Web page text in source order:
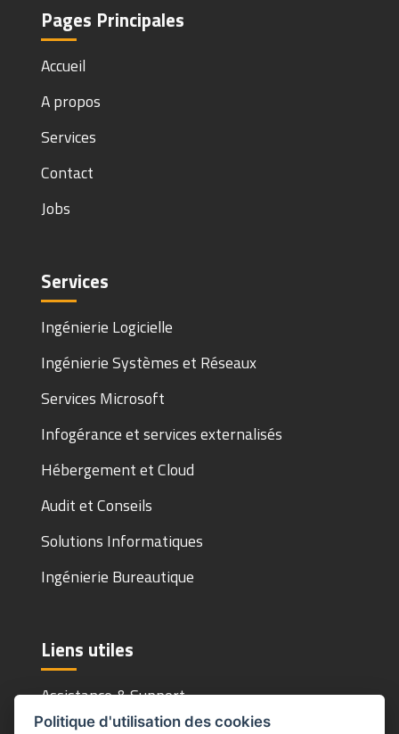
Pages Principales
Accueil
A propos
Services
Contact
Jobs
Services
Ingénierie Logicielle
Ingénierie Systèmes et Réseaux
Services Microsoft
Infogérance et services externalisés
Hébergement et Cloud
Audit et Conseils
Solutions Informatiques
Ingénierie Bureautique
Liens utiles
Assistance & Support
Politique d'utilisation des cookies